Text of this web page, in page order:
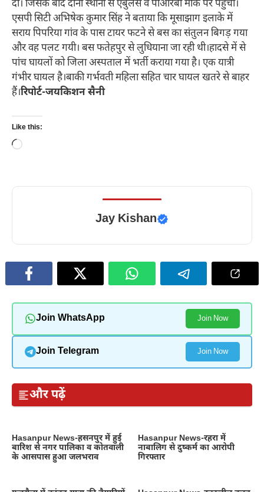
दी। जिसके बाद दोनों स्थानों से एंबुलेंस व पीआरबी मौके पर पहुंची।
एसपी सिटी अभिषेक कुमार सिंह ने बताया कि मूसाझाग इलाके में
सराय पिपरिया गांव के पास टायर फटने से बस का संतुलन बिगड़ गया
और वह पलट गयी। बस फतेहपुर से लुधियाना जा रही थी।हादसे में से
पांच घायलों को जिला अस्पताल में भर्ती कराया गया है। एक यात्री
गंभीर घायल है।बाकी गर्भवती महिला सहित चार घायल खतरे से बाहर
हैं।रिपोर्ट-जयकिशन सैनी
Like this:
Loading…
Jay Kishan
Join WhatsApp Join Now
Join Telegram Join Now
और पढ़ें
Hasanpur News-हसनपुर में हुई
बारिश से नगर पालिका व कोतवाली
के आसपास हुआ जलभराव
Hasanpur News-रहरा में
नाबालिग से दुष्कर्म का आरोपी
गिरफ्तार